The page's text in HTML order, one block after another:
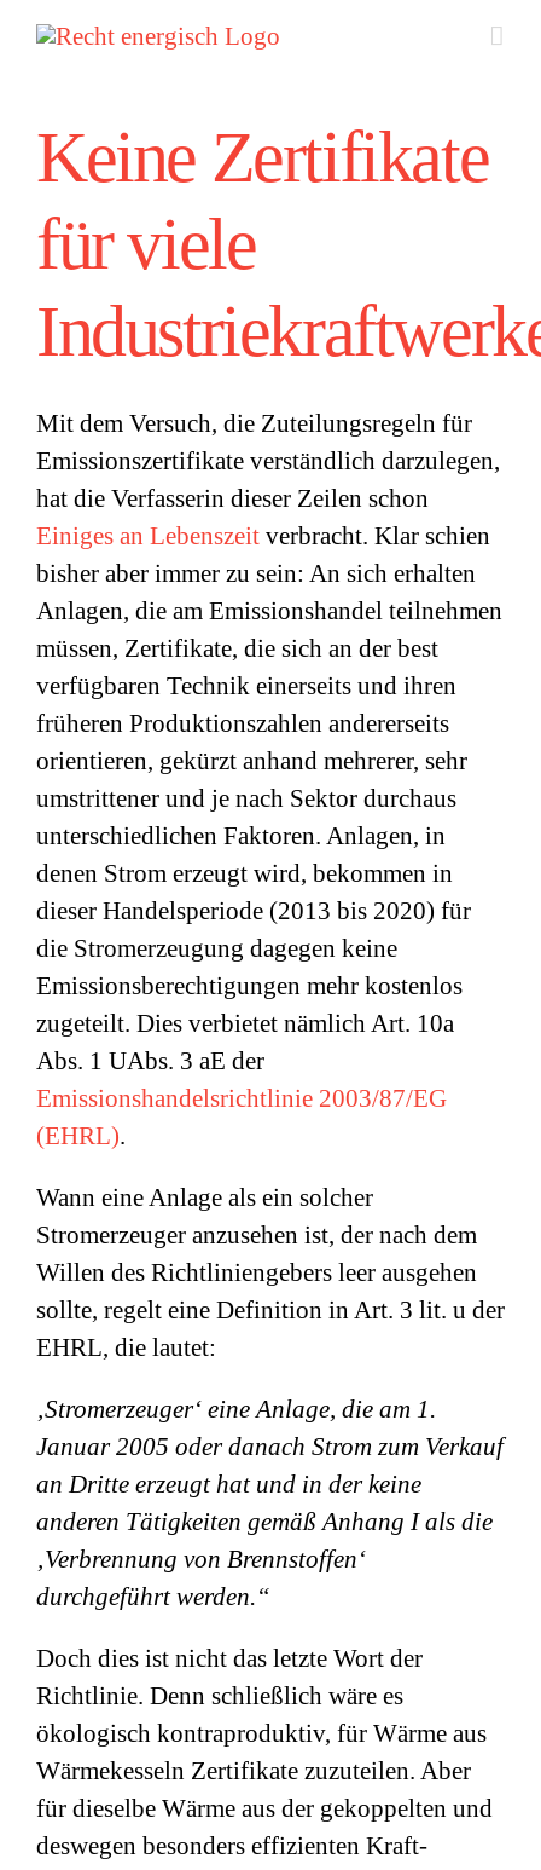
Zum
Inhalt
Keine Zertifikate
für viele
Mit dem Versuch, die Zuteilungsregeln für
Emissionszertifikate verständlich darzulegen,
hat die Verfasserin dieser Zeilen schon
Einiges an Lebenszeit verbracht. Klar schien
bisher aber immer zu sein: An sich erhalten
Anlagen, die am Emissionshandel teilnehmen
müssen, Zertifikate, die sich an der best
verfügbaren Technik einerseits und ihren
früheren Produktionszahlen andererseits
orientieren, gekürzt anhand mehrerer, sehr
umstrittener und je nach Sektor durchaus
unterschiedlichen Faktoren. Anlagen, in
denen Strom erzeugt wird, bekommen in
dieser Handelsperiode (2013 bis 2020) für
die Stromerzeugung dagegen keine
Emissionsberechtigungen mehr kostenlos
zugeteilt. Dies verbietet nämlich Art. 10a
Abs. 1 UAbs. 3 aE der
Emissionshandelsrichtlinie 2003/87/EG
(EHRL).
Wann eine Anlage als ein solcher
Stromerzeuger anzusehen ist, der nach dem
Willen des Richtliniengebers leer ausgehen
sollte, regelt eine Definition in Art. 3 lit. u der
EHRL, die lautet:
‚Stromerzeuger‘ eine Anlage, die am 1.
Januar 2005 oder danach Strom zum Verkauf
an Dritte erzeugt hat und in der keine
anderen Tätigkeiten gemäß Anhang I als die
‚Verbrennung von Brennstoffen‘
durchgeführt werden.“
Doch dies ist nicht das letzte Wort der
Richtlinie. Denn schließlich wäre es
ökologisch kontraproduktiv, für Wärme aus
Wärmekesseln Zertifikate zuzuteilen. Aber
für dieselbe Wärme aus der gekoppelten und
deswegen besonders effizienten Kraft-